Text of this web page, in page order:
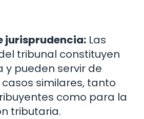
jurisprudencia: Las
tribunal constituyen
y pueden servir de
similares, tanto
como para la
tributaria.